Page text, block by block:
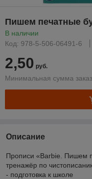
Пишем печатные
В наличии
Код: 978-5-506-06491-6
2,50 руб.
Минимальная сумма
Описание
Прописи «Barbie. Пишем
тренажёр по
- подготовка к школе